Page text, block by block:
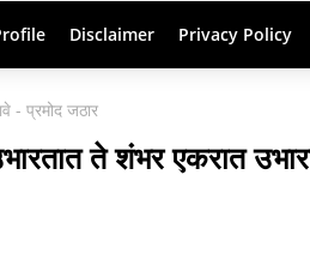
Disclaimer Privacy Policy
- प्रमोद जठार
ते शंभर एकरात